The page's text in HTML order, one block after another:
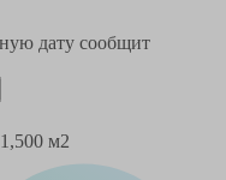
дату сообщит
м2